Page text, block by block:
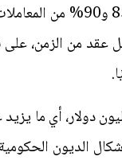
استخدامها في معاملاتهم. لطالما هيمن الدولار على كلا الجبهتين.
تتم بالدولار. وتُجرى حوالي 50% من المعاملات بالدولار، والتي
هو أن سوق سندات الحكومة الأمريكية هو الأكبر عالميًا، حيث يبلغ حجمه
الديون